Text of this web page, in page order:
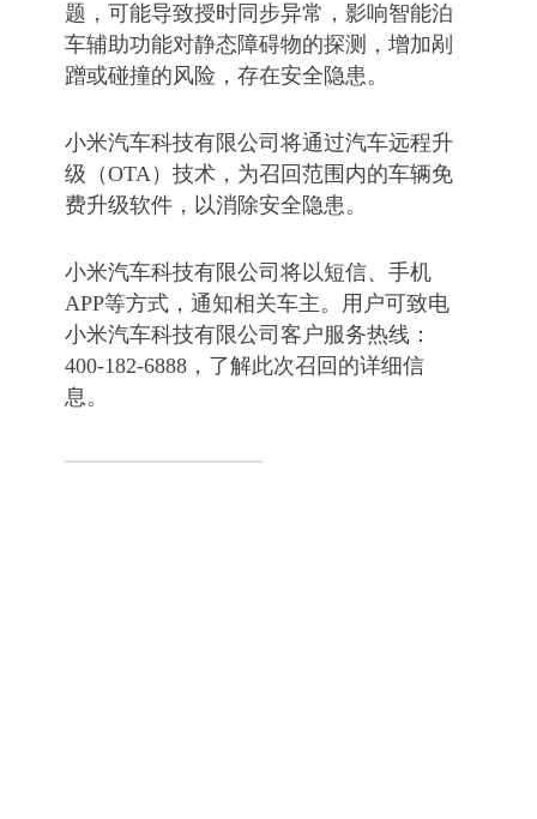
题，可能导致授时同步异常，影响智能泊
车辅助功能对静态障碍物的探测，增加剐
蹭或碰撞的风险，存在安全隐患。
小米汽车科技有限公司将通过汽车远程升
级（OTA）技术，为召回范围内的车辆免
费升级软件，以消除安全隐患。
小米汽车科技有限公司将以短信、手机
APP等方式，通知相关车主。用户可致电
小米汽车科技有限公司客户服务热线：
400-182-6888，了解此次召回的详细信
息。